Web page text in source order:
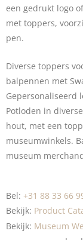
een gedrukt logo
met toppers,
pen.
Diverse toppers
balpennen met
Gepersonaliseerd
Potloden in
hout, met een
museumwinkels.
museum
Bel: +31 88 33 66
Bekijk: Product
Bekijk: Museum